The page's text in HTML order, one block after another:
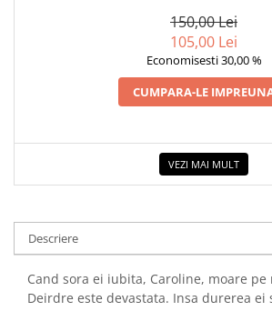
150,00 Lei
105,00 Lei
Economisesti 30,00 %
CUMPARA-LE
VEZI MAI MULT
Descriere
Cand sora ei iubita, Caroline, moare pe
Deirdre este devastata. Insa durerea ei